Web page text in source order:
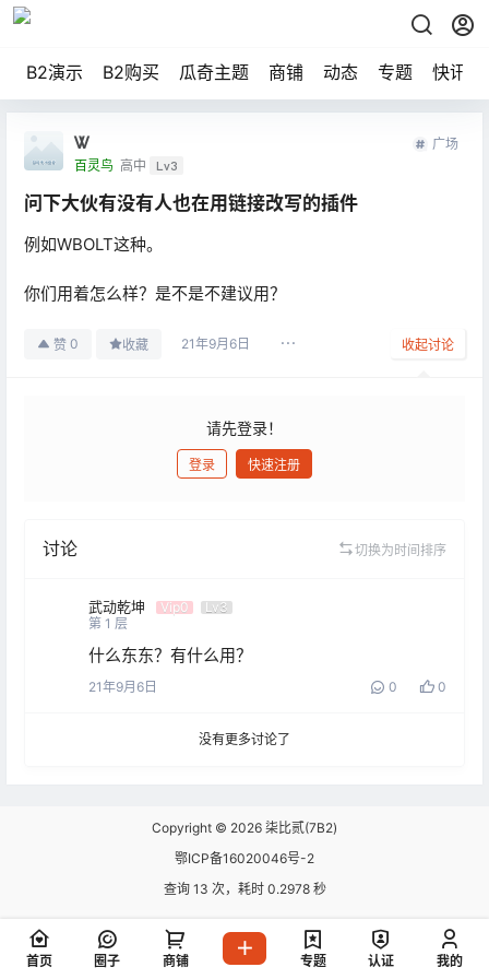
B2演示 B2购买 瓜奇主题 商铺 动态 专题 快讯
Ꮤ
百灵鸟 高中 Lv3
广场
问下大伙有没有人也在用链接改写的插件
例如WBOLT这种。
你们用着怎么样？是不是不建议用？
赞 0 收藏 21年9月6日 收起讨论
请先登录！
登录 快速注册
讨论 切换为时间排序
武动乾坤 Vip0
Lv3
第 1 层
什么东东？有什么用？
21年9月6日 0 0
没有更多讨论了
Copyright © 2026 柒比贰(7B2)
鄂ICP备16020046号-2
查询 13 次，耗时 0.2978 秒
首页 圈子 商铺 专题 认证 我的